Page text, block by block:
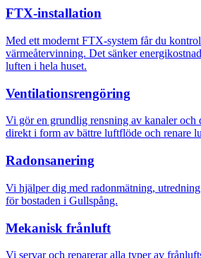
FTX-installation
Med ett modernt FTX-system får du
värmeåtervinning. Det sänker
luften i hela huset.
Ventilationsrengöring
Vi gör en grundlig rensning av kanaler och
direkt i form av bättre luftflöde och renare
Radonsanering
Vi hjälper dig med radonmätning,
för bostaden i Gullspång.
Mekanisk frånluft
Vi servar och reparerar alla typer av